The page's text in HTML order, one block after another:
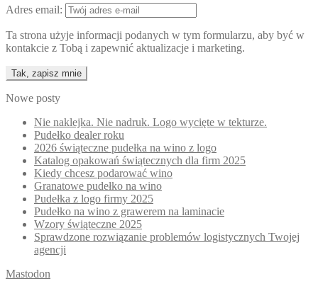
Adres email:
Ta strona użyje informacji podanych w tym formularzu, aby być w
kontakcie z Tobą i zapewnić aktualizacje i marketing.
Nowe posty
Nie naklejka. Nie nadruk. Logo wycięte w tekturze.
Pudełko dealer roku
2026 świąteczne pudełka na wino z logo
Katalog opakowań świątecznych dla firm 2025
Kiedy chcesz podarować wino
Granatowe pudełko na wino
Pudełka z logo firmy 2025
Pudełko na wino z grawerem na laminacie
Wzory świąteczne 2025
Sprawdzone rozwiązanie problemów logistycznych Twojej
agencji
Mastodon